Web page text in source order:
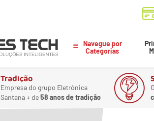
Navegue por
Categorias
Tradição
Empresa do grupo Eletrônica
Santana + de58 anos de tradição